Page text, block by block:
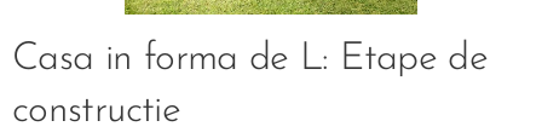
Casa in forma de L: Etape de
constructie